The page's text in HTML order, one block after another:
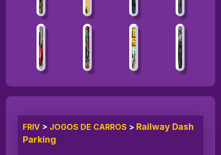
FRIV > JOGOS DE CARROS > Railway Dash
Parking